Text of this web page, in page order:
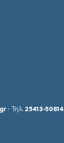
- Τηλ.25413-50814